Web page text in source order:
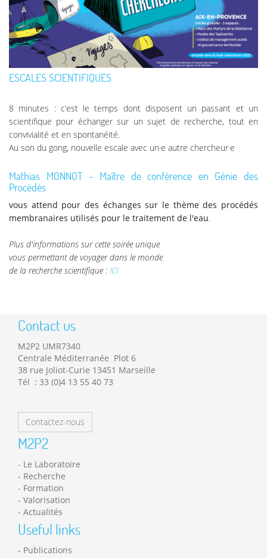
ESCALES SCIENTIFIQUES
8 minutes : c’est le temps dont disposent un passant et un
scientifique pour échanger sur un sujet de recherche, tout en
convivialité et en spontanéité.
Au son du gong, nouvelle escale avec un·e autre chercheur·e
Mathias MONNOT - Maître de conférence en Génie des
Procédés
vous attend pour des échanges sur le thème des procédés
membranaires utilisés pour le traitement de l'eau.
Plus d'informations sur cette soirée unique
vous permettant de voyager dans le monde
de la recherche scientifique : ICI
Contact us
M2P2 UMR7340
Centrale Méditerranée Plot 6
38 rue Joliot-Curie 13451 Marseille
Tél : 33 (0)4 13 55 40 73
Contactez-nous
M2P2
Le Laboratoire
Recherche
Formation
Valorisation
Actualités
Useful links
Publications